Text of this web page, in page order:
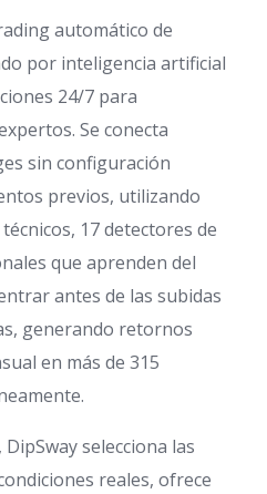
automático de
por inteligencia artificial
24/7 para
Se conecta
sin configuración
previos, utilizando
17 detectores de
que aprenden del
antes de las subidas
generando retornos
en más de 315
selecciona las
reales, ofrece